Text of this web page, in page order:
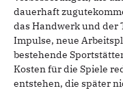
dauerhaft
das Handwerk und der
Impulse, neue
bestehende
Kosten für die Spiele
entstehen, die später